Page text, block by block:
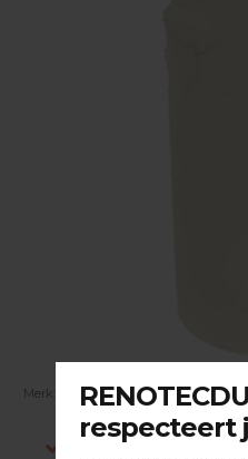
Merk: DUOLINE| Artikelnummer:
Indien op